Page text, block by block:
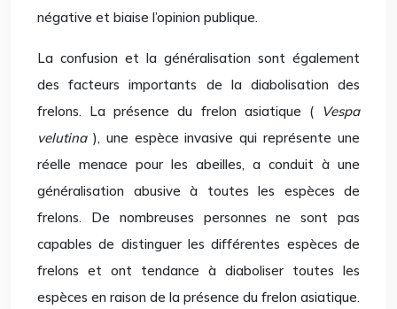
négative et biaise l’opinion publique.
La confusion et la généralisation sont également
des facteurs importants de la diabolisation des
frelons. La présence du frelon asiatique ( Vespa
velutina ), une espèce invasive qui représente une
réelle menace pour les abeilles, a conduit à une
généralisation abusive à toutes les espèces de
frelons. De nombreuses personnes ne sont pas
capables de distinguer les différentes espèces de
frelons et ont tendance à diaboliser toutes les
espèces en raison de la présence du frelon asiatique.